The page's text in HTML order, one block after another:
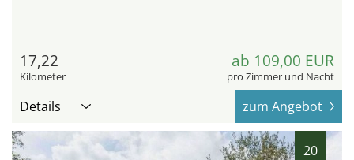
17,22
Kilometer
ab 109,00 EUR
pro Zimmer und Nacht
Details zum Angebot
20